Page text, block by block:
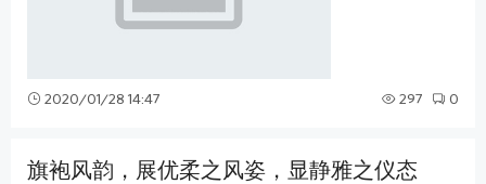
2020/01/28 14:47 297 0
旗袍风韵，展优柔之风姿，显静雅之仪态